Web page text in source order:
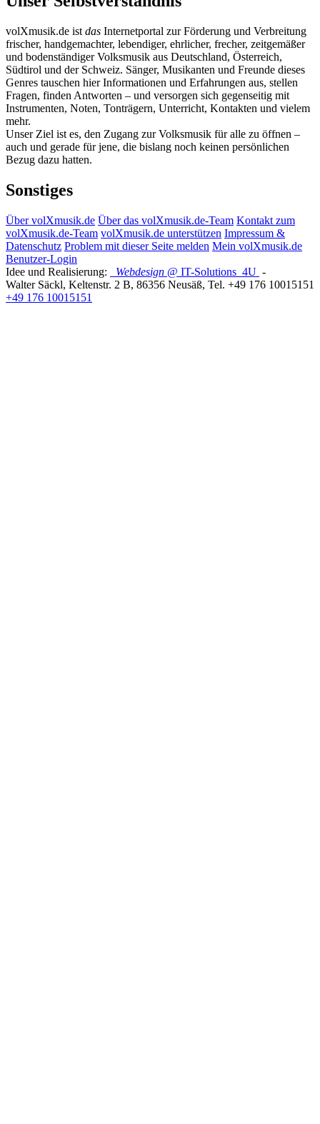
volXmusik.de ist das Internetportal zur Förderung und Verbreitung
frischer, handgemachter, lebendiger, ehrlicher, frecher, zeitgemäßer
und bodenständiger Volksmusik aus Deutschland, Österreich,
Südtirol und der Schweiz. Sänger, Musikanten und Freunde dieses
Genres tauschen hier Informationen und Erfahrungen aus, stellen
Fragen, finden Antworten – und versorgen sich gegenseitig mit
Instrumenten, Noten, Tonträgern, Unterricht, Kontakten und vielem
mehr.
Unser Ziel ist es, den Zugang zur Volksmusik für alle zu öffnen –
auch und gerade für jene, die bislang noch keinen persönlichen
Bezug dazu hatten.
Sonstiges
Über volXmusik.de Über das volXmusik.de-Team Kontakt zum
volXmusik.de-Team volXmusik.de unterstützen Impressum &
Datenschutz Problem mit dieser Seite melden Mein volXmusik.de
Benutzer-Login
Idee und Realisierung:
Webdesign @ IT-Solutions 4U -
Walter Säckl, Keltenstr. 2 B, 86356 Neusäß, Tel. +49 176 10015151
+49 176 10015151